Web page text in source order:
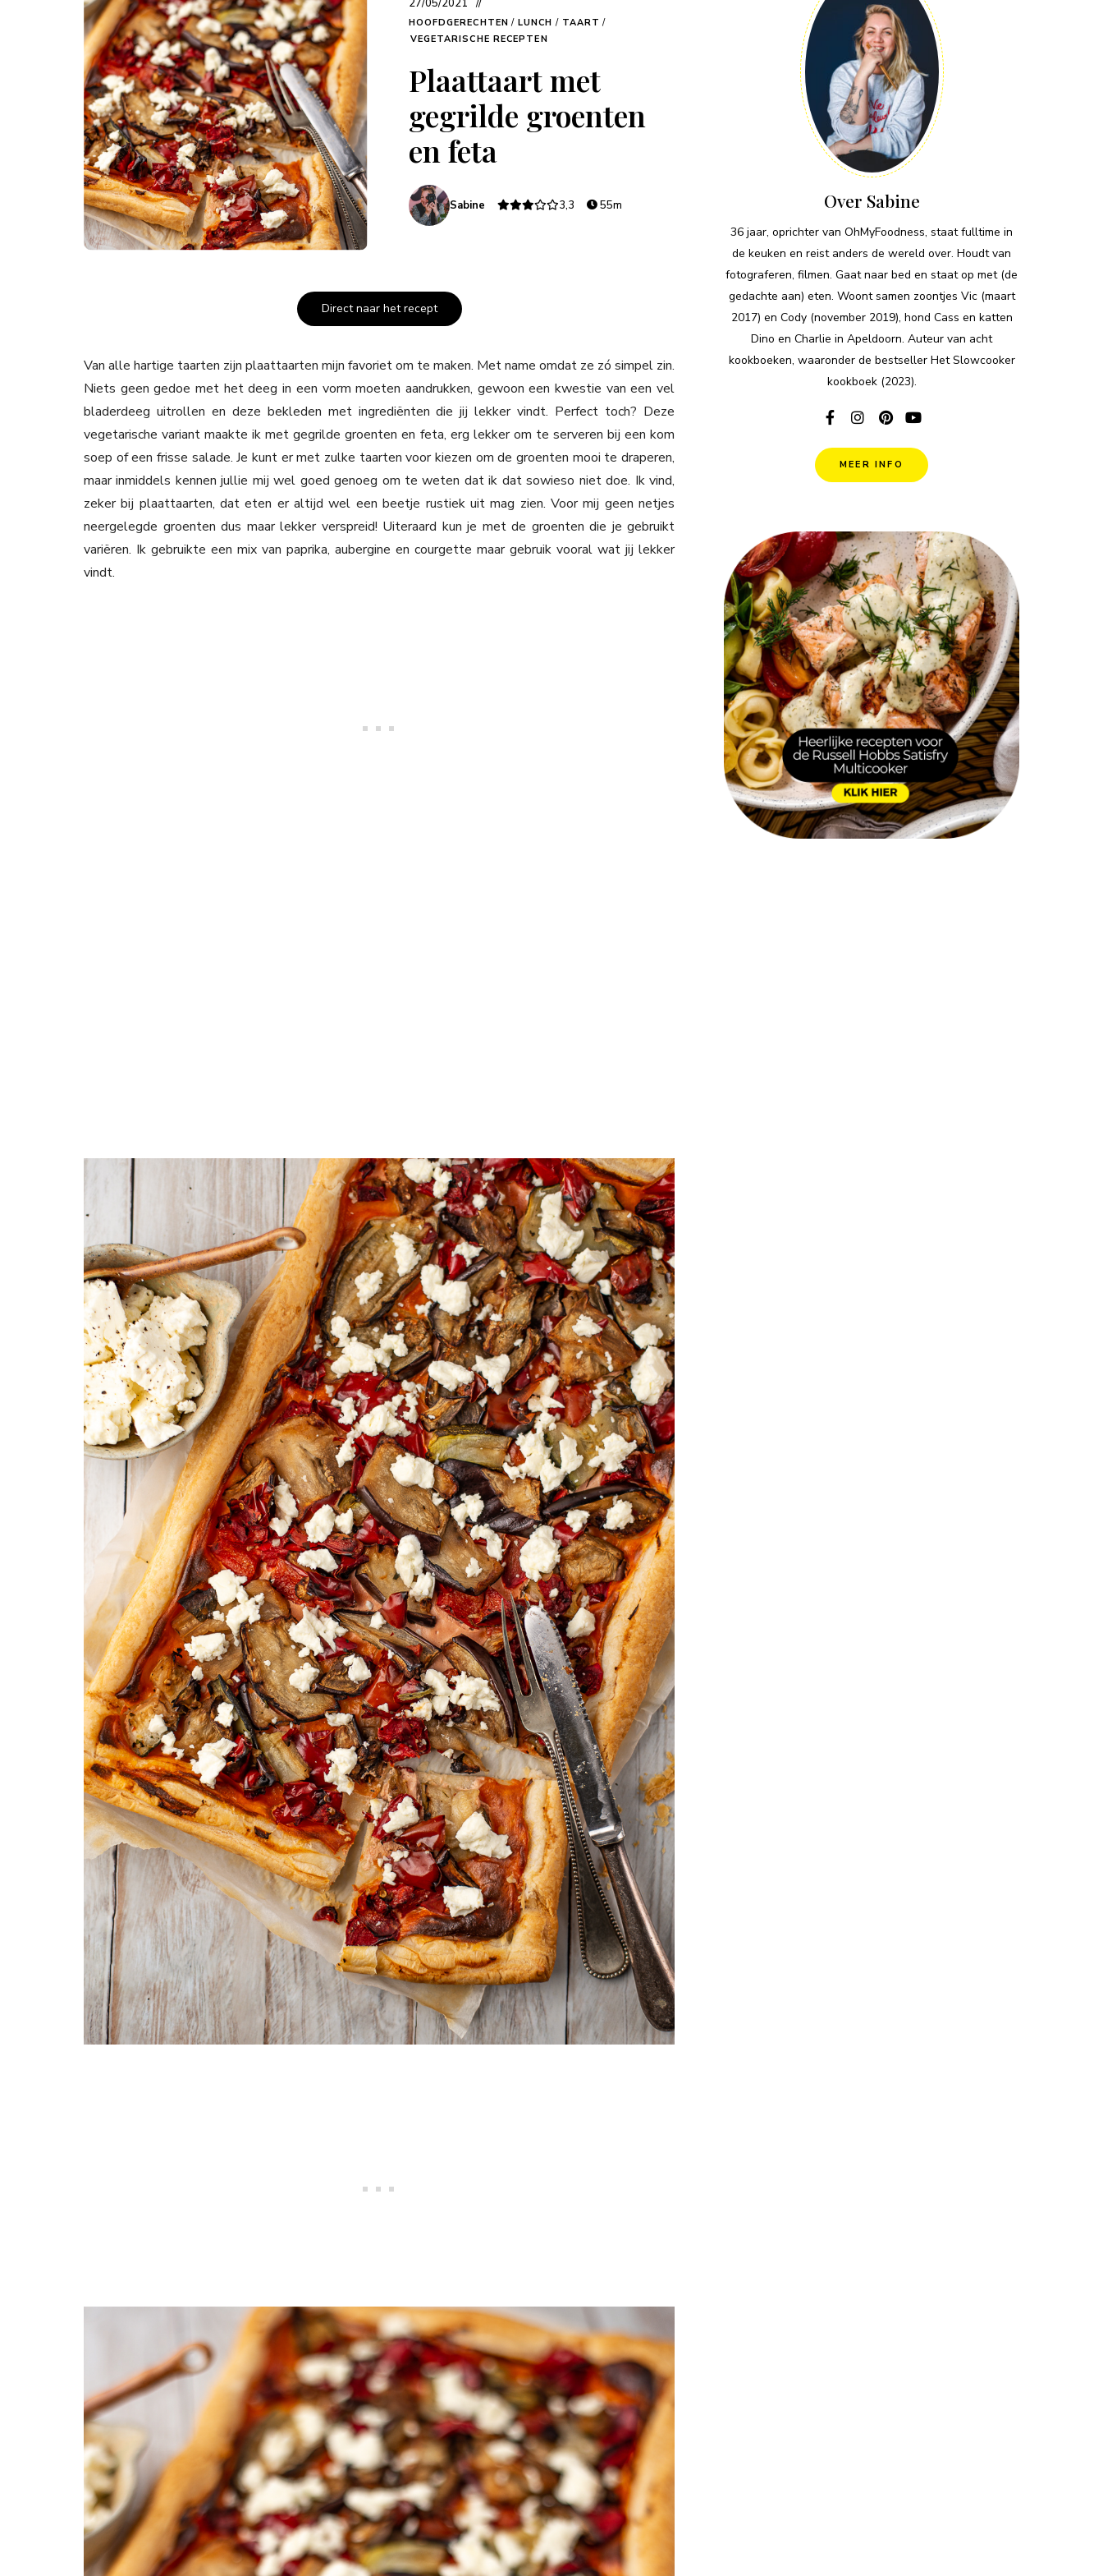
27/05/2021
HOOFDGERECHTEN / LUNCH / TAART /
VEGETARISCHE RECEPTEN
Plaattaart met
gegrilde groenten
en feta
Sabine 3,3 55m
Direct naar het recept
Van alle hartige taarten zijn plaattaarten mijn favoriet om te maken. Met name omdat ze zó simpel zin.
Niets geen gedoe met het deeg in een vorm moeten aandrukken, gewoon een kwestie van een vel
bladerdeeg uitrollen en deze bekleden met ingrediënten die jij lekker vindt. Perfect toch? Deze
vegetarische variant maakte ik met gegrilde groenten en feta, erg lekker om te serveren bij een kom
soep of een frisse salade. Je kunt er met zulke taarten voor kiezen om de groenten mooi te draperen,
maar inmiddels kennen jullie mij wel goed genoeg om te weten dat ik dat sowieso niet doe. Ik vind,
zeker bij plaattaarten, dat eten er altijd wel een beetje rustiek uit mag zien. Voor mij geen netjes
neergelegde groenten dus maar lekker verspreid! Uiteraard kun je met de groenten die je gebruikt
variëren. Ik gebruikte een mix van paprika, aubergine en courgette maar gebruik vooral wat jij lekker
vindt.
Over Sabine
36 jaar, oprichter van OhMyFoodness, staat fulltime in
de keuken en reist anders de wereld over. Houdt van
fotograferen, filmen. Gaat naar bed en staat op met (de
gedachte aan) eten. Woont samen zoontjes Vic (maart
2017) en Cody (november 2019), hond Cass en katten
Dino en Charlie in Apeldoorn. Auteur van acht
kookboeken, waaronder de bestseller Het Slowcooker
kookboek (2023).
MEER INFO